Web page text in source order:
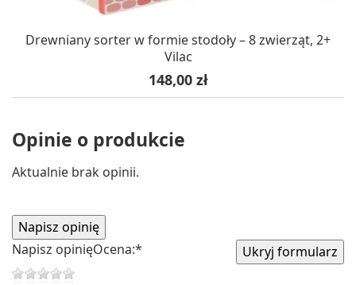
Drewniany sorter w formie stodoły – 8 zwierząt, 2+
Vilac
Cena
148,00 zł
Opinie o produkcie
Aktualnie brak opinii.
Napisz opinięOcena:*